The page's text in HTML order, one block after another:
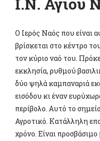
Ο Ιερός Ναός που είναι
βρίσκεται στο κέντρο
τον κύριο ναό του.
εκκλησία, ρυθμού
δύο ψηλά καμπαναριά
εισόδου κι έναν
περίβολο. Αυτό το
Αγροτικό. Κατάλληλη
χρόνο. Είναι